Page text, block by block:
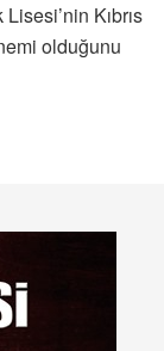
Kıbrıs
olduğunu